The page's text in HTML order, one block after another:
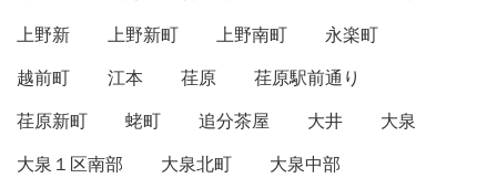
上野新
上野新町 上野南町
永楽町
越前町
江本 荏原
荏原駅前通り
荏原新町
蛯町 追分茶屋 大井
大泉
大泉１区南部
大泉北町
大泉中部